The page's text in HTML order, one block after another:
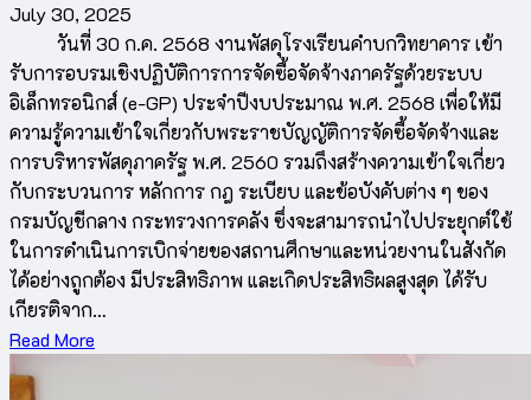
July 30, 2025
วันที่ 30 ก.ค. 2568 งานพัสดุโรงเรียนคำบกวิทยาคาร เข้า
รับการอบรมเชิงปฏิบัติการการจัดซื้อจัดจ้างภาครัฐด้วยระบบ
อิเล็กทรอนิกส์ (e-GP) ประจำปีงบประมาณ พ.ศ. 2568 เพื่อให้มี
ความรู้ความเข้าใจเกี่ยวกับพระราชบัญญัติการจัดซื้อจัดจ้างและ
การบริหารพัสดุภาครัฐ พ.ศ. 2560 รวมถึงสร้างความเข้าใจเกี่ยว
กับกระบวนการ หลักการ กฎ ระเบียบ และข้อบังคับต่าง ๆ ของ
กรมบัญชีกลาง กระทรวงการคลัง ซึ่งจะสามารถนำไปประยุกต์ใช้
ในการดำเนินการเบิกจ่ายของสถานศึกษาและหน่วยงานในสังกัด
ได้อย่างถูกต้อง มีประสิทธิภาพ และเกิดประสิทธิผลสูงสุด ได้รับ
เกียรติจาก…
Read More